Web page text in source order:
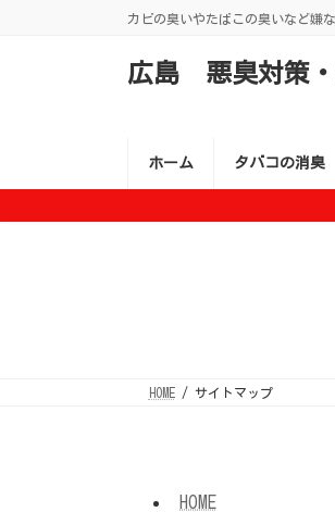
カビの臭いやたばこの臭いなど嫌
広島 悪臭対策
ホーム タバコの消臭
HOME サイトマップ
HOME